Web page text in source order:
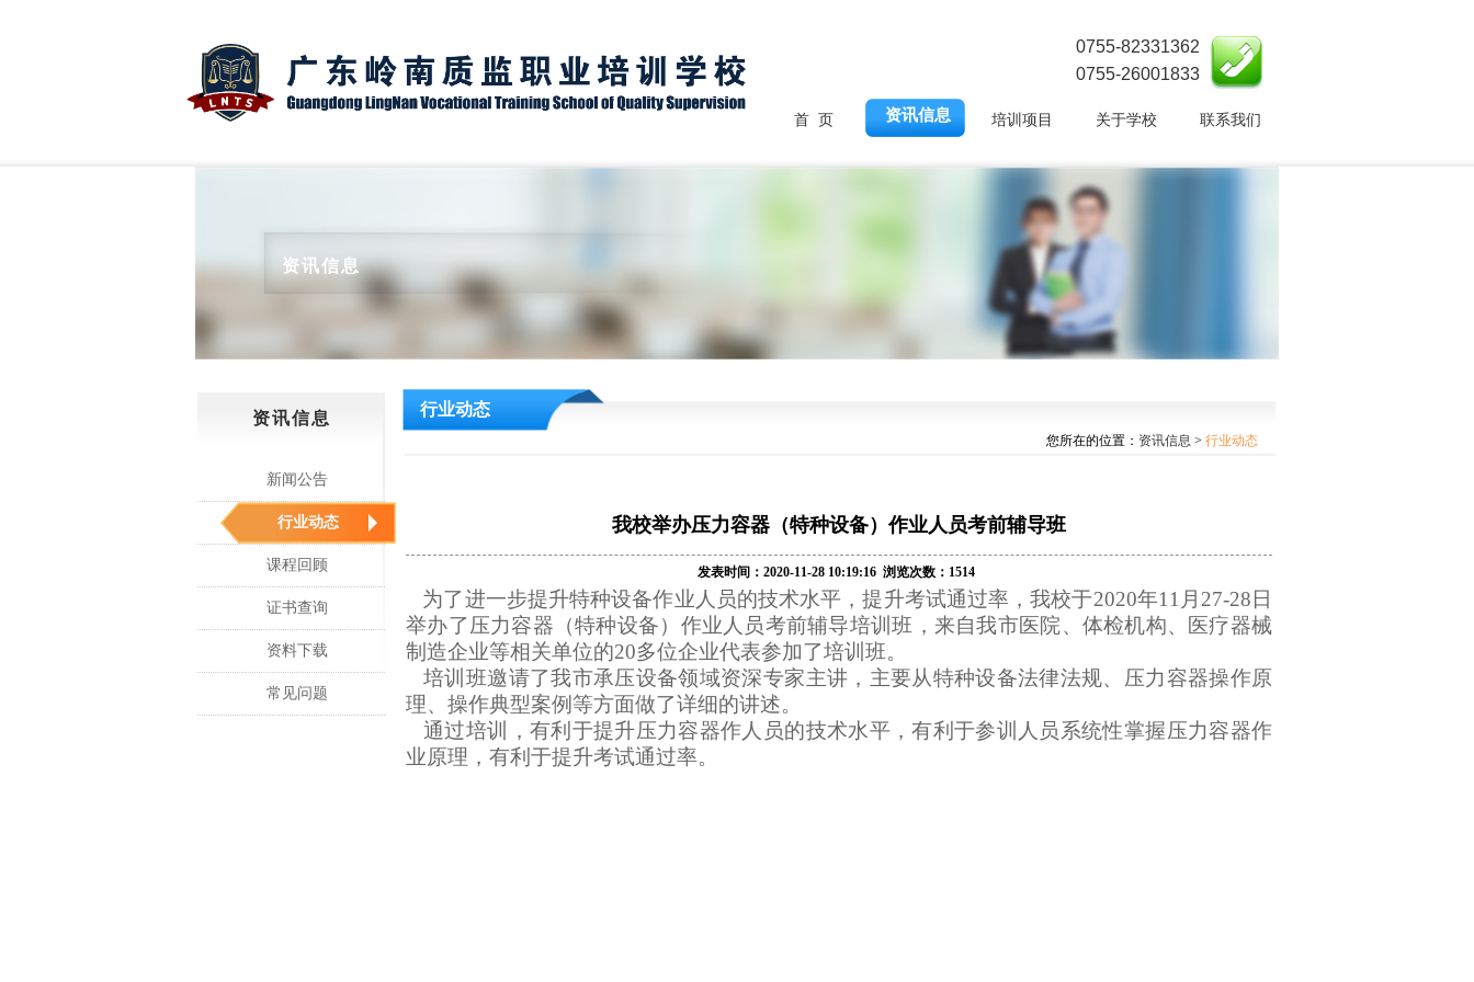
0755-82331362
0755-26001833
首 页 资讯信息 培训项目 关于学校 联系我们
资讯信息
资讯信息
新闻公告
行业动态
课程回顾
证书查询
资料下载
常见问题
行业动态
您所在的位置： 资讯信息 > 行业动态
我校举办压力容器（特种设备）作业人员考前辅导班
发表时间：2020-11-28 10:19:16 浏览次数：1514
为了进一步提升特种设备作业人员的技术水平，提升考试通过率，我校于2020年11 月 27-28 日
举办了压力容器（特种设备）作业人员考前辅导培训班，来自我市医院、体检机构、医疗器械
制造企业等相关单位的20多位企业代表参加了培训班。
培训班邀请了我市承压设备领域资深专家主讲，主要从特种设备法律法规、压力容器操作原
理、操作典型案例等方面做了详细的讲述。
通过培训，有利于提升压力容器作人员的技术水平，有利于参训人员系统性掌握压力容器作
业原理，有利于提升考试通过率。